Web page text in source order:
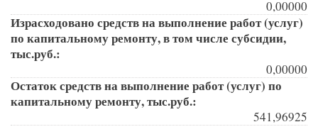
0,00000
Израсходовано средств на выполнение работ (услуг)
по капитальному ремонту, в том числе субсидии,
тыс.руб.:
0,00000
Остаток средств на выполнение работ (услуг) по
капитальному ремонту, тыс.руб.:
541,96925